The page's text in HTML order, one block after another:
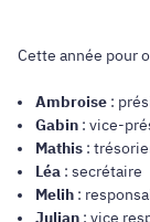
Cette année pour
Ambroise :
Gabin : vice-
Mathis :
Léa : secrétaire
Melih :
Julian : vice